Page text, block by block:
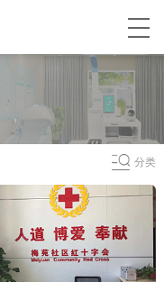
分类